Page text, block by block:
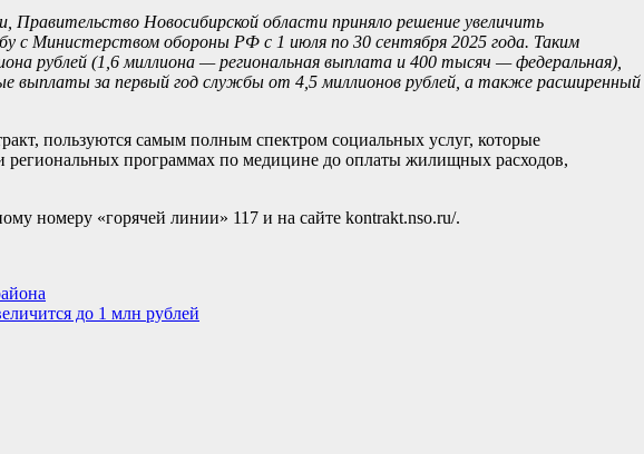
Правительство Новосибирской области приняло решение увеличить
с Министерством обороны РФ с 1 июля по 30 сентября 2025 года. Таким
рублей (1,6 миллиона — региональная выплата и 400 тысяч — федеральная),
за первый год службы от 4,5 миллионов рублей, а также расширенный
пользуются самым полным спектром социальных услуг, которые
региональных программах по медицине до оплаты жилищных расходов,
номеру «горячей линии» 117 и на сайте kontrakt.nso.ru/.
до 1 млн рублей